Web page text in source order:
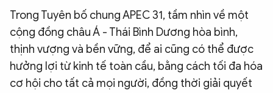
Trong Tuyên bố chung APEC 31, tầm nhìn về một
cộng đồng châu Á - Thái Bình Dương hòa bình,
thịnh vượng và bền vững, để ai cũng có thể được
hưởng lợi từ kinh tế toàn cầu, bằng cách tối đa hóa
cơ hội cho tất cả mọi người, đồng thời giải quyết